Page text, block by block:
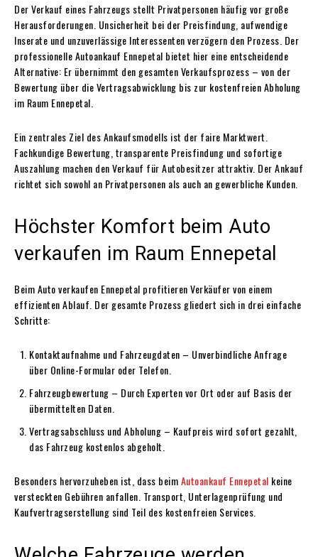
Der Verkauf eines Fahrzeugs stellt Privatpersonen häufig vor große
Herausforderungen. Unsicherheit bei der Preisfindung, aufwendige
Inserate und unzuverlässige Interessenten verzögern den Prozess. Der
professionelle Autoankauf Ennepetal bietet hier eine entscheidende
Alternative: Er übernimmt den gesamten Verkaufsprozess – von der
Bewertung über die Vertragsabwicklung bis zur kostenfreien Abholung
im Raum Ennepetal.
Ein zentrales Ziel des Ankaufsmodells ist der faire Marktwert.
Fachkundige Bewertung, transparente Preisfindung und sofortige
Auszahlung machen den Verkauf für Autobesitzer attraktiv. Der Ankauf
richtet sich sowohl an Privatpersonen als auch an gewerbliche Kunden.
Höchster Komfort beim Auto
verkaufen im Raum Ennepetal
Beim Auto verkaufen Ennepetal profitieren Verkäufer von einem
effizienten Ablauf. Der gesamte Prozess gliedert sich in drei einfache
Schritte:
Kontaktaufnahme und Fahrzeugdaten – Unverbindliche Anfrage
über Online-Formular oder Telefon.
Fahrzeugbewertung – Durch Experten vor Ort oder auf Basis der
übermittelten Daten.
Vertragsabschluss und Abholung – Kaufpreis wird sofort gezahlt,
das Fahrzeug kostenlos abgeholt.
Besonders hervorzuheben ist, dass beimAutoankauf Ennepetal keine
versteckten Gebühren anfallen. Transport, Unterlagenprüfung und
Kaufvertragserstellung sind Teil des kostenfreien Services.